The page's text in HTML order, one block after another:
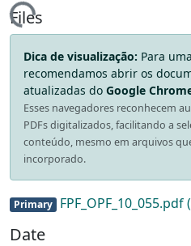
Files
Dica de visualização: Para
recomendamos abrir os
atualizadas do Google
Esses navegadores reconhecem
PDFs digitalizados, facilitando a
conteúdo, mesmo em arquivos
incorporado.
Primary FPF_OPF_10_055.pdf
Date